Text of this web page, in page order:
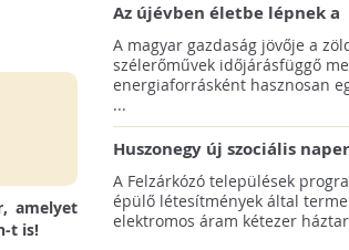
amelyet
t is!
Az újévben életbe lépnek a
szélerőművek telepítését
megkönnyítő rendelkezések
A magyar gazdaság jövője a
szélerőművek időjárásfüggő
energiaforrásként hasznosan
...
Huszonegy új szociális
hátrányos helyzetű
külterületén!
A Felzárkózó települések
épülő létesítmények által
elektromos áram kétezer